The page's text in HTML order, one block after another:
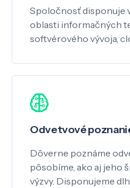
Spoločnosť disponuje
oblasti informačných
softvérového vývoja,
Odvetvové
Dôverne poznáme
pôsobíme, ako aj jeho
výzvy. Disponujeme